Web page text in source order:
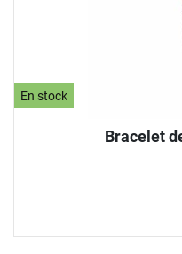
En stock
Bracelet